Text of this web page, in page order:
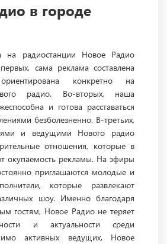
в городе
на радиостанции Новое Радио
сама реклама составлена
конкретно на
радио. Во-вторых, наша
и готова расставаться
безболезненно. В-третьих,
и ведущими Нового радио
отношения, которые в
окупаемость рекламы. На эфиры
приглашаются молодые и
которые развлекают
шоу. Именно благодаря
гостям, Новое Радио не теряет
и актуальности среди
активных ведущих, Новое